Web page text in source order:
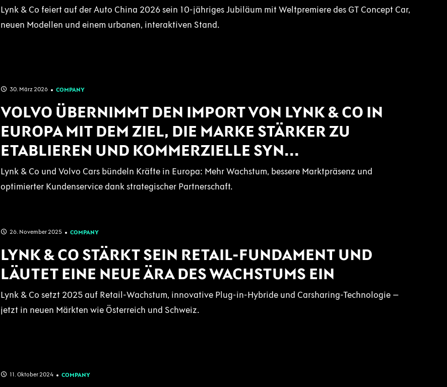
Lynk & Co feiert auf der Auto China 2026 sein 10-jähriges Jubiläum mit Weltpremiere des GT Concept Car,
neuen Modellen und einem urbanen, interaktiven Stand.
30. März 2026 COMPANY
VOLVO ÜBERNIMMT DEN IMPORT VON LYNK & CO IN
EUROPA MIT DEM ZIEL, DIE MARKE STÄRKER ZU
ETABLIEREN UND KOMMERZIELLE SYN...
Lynk & Co und Volvo Cars bündeln Kräfte in Europa: Mehr Wachstum, bessere Marktpräsenz und
optimierter Kundenservice dank strategischer Partnerschaft.
26. November 2025 COMPANY
LYNK & CO STÄRKT SEIN RETAIL-FUNDAMENT UND
LÄUTET EINE NEUE ÄRA DES WACHSTUMS EIN
Lynk & Co setzt 2025 auf Retail-Wachstum, innovative Plug-in-Hybride und Carsharing-Technologie –
jetzt in neuen Märkten wie Österreich und Schweiz.
11. Oktober 2024 COMPANY